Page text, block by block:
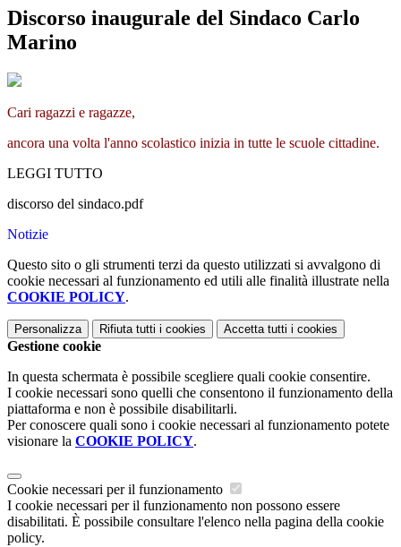
Discorso inaugurale del Sindaco Carlo
Marino
Cari ragazzi e ragazze,
ancora una volta l'anno scolastico inizia in tutte le scuole cittadine.
LEGGI TUTTO
discorso del sindaco.pdf
Notizie
Questo sito o gli strumenti terzi da questo utilizzati si avvalgono di
cookie necessari al funzionamento ed utili alle finalità illustrate nella
COOKIE POLICY.
Personalizza Rifiuta tutti i cookies Accetta tutti i cookies
Gestione cookie
In questa schermata è possibile scegliere quali cookie consentire.
I cookie necessari sono quelli che consentono il funzionamento della
piattaforma e non è possibile disabilitarli.
Per conoscere quali sono i cookie necessari al funzionamento potete
visionare la COOKIE POLICY.
Cookie necessari per il funzionamento
I cookie necessari per il funzionamento non possono essere
disabilitati. È possibile consultare l'elenco nella pagina della cookie
policy.